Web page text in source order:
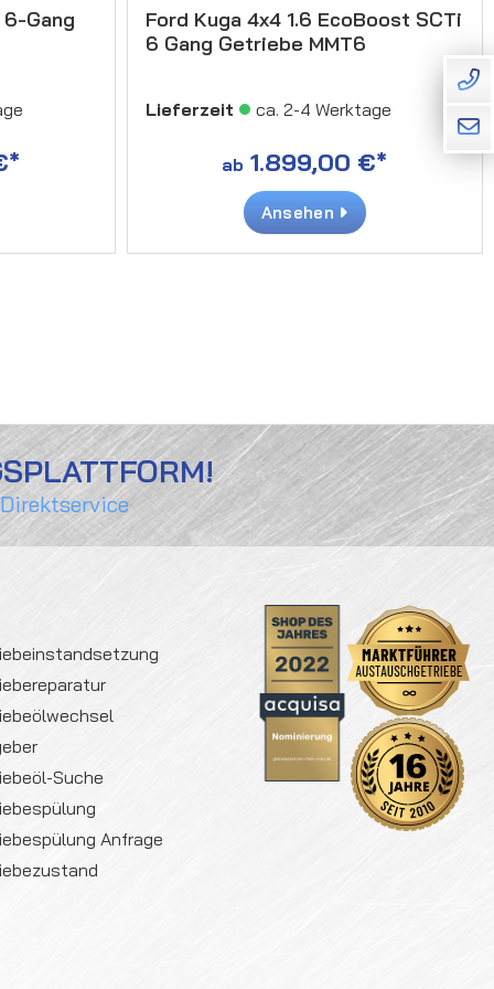
Gang
Ford Kuga 4x4 1.6 EcoBoost SCTi
6 Gang Getriebe MMT6
Lieferzeit ca. 2-4 Werktage
ab 1.899,00 €*
Ansehen
Suche
Anfrage